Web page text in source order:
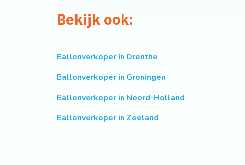
Bekijk ook:
Ballonverkoper in Drenthe
Ballonverkoper in Groningen
Ballonverkoper in Noord-Holland
Ballonverkoper in Zeeland